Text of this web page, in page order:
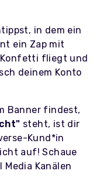
in dem ein
ein Zap mit
fliegt und
deinem Konto
Banner findest,
steht, ist dir
Kund*in
auf! Schaue
Kanälen